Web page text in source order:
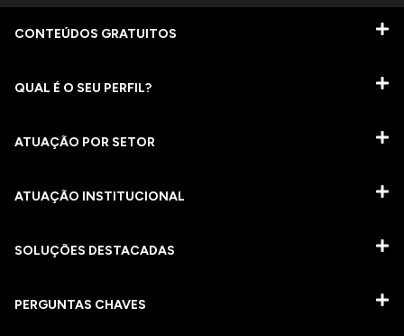
CONTEÚDOS GRATUITOS
QUAL É O SEU PERFIL?
ATUAÇÃO POR SETOR
ATUAÇÃO INSTITUCIONAL
SOLUÇÕES DESTACADAS
PERGUNTAS CHAVES​